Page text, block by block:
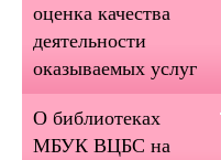
оценка качества
деятельности
оказываемых услуг
О библиотеках
МБУК ВЦБС на